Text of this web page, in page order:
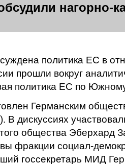
нагорно-
политика ЕС в
прошли вокруг
политика ЕС по
Германским
В дискуссиях
общества Эберхард
фракции социал-
госсекретарь МИД